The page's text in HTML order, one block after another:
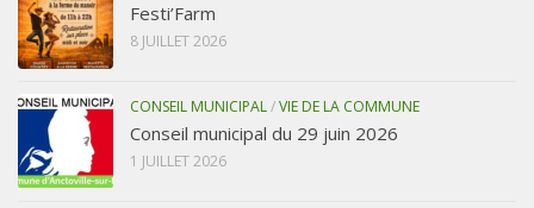
Festi’Farm
8 JUILLET 2026
CONSEIL MUNICIPAL/VIE DE LA COMMUNE
Conseil municipal du 29 juin 2026
1 JUILLET 2026